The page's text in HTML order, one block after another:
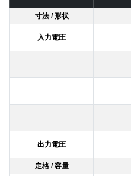
寸法 / 形状
入力電圧
出力電圧
定格 / 容量